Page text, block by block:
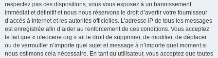
respectez pas ces dispositions, vous vous exposez à un bannissement
immédiat et définitif et nous nous réservons le droit d’avertir votre fournisseur
d’accès à internet et les autorités officielles. L’adresse IP de tous les messages
est enregistrée afin d’aider au renforcement de ces conditions. Vous acceptez
le fait que « oleocene.org » ait le droit de supprimer, de modifier, de déplacer
ou de verrouiller n’importe quel sujet et message à n’importe quel moment si
nous estimons cela nécessaire. En tant qu’utilisateur, vous acceptez que toutes